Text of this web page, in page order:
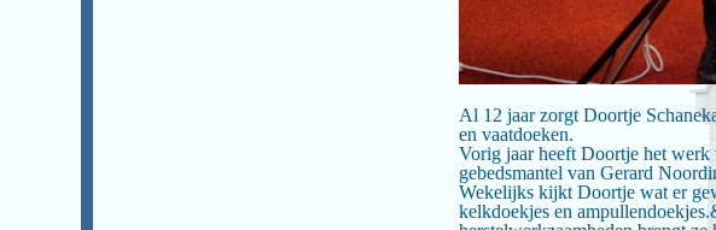
Al 12 jaar zorgt Doortje
en vaatdoeken.
Vorig jaar heeft Doortje het werk
gebedsmantel van Gerard
Wekelijks kijkt Doortje wat er
kelkdoekjes en